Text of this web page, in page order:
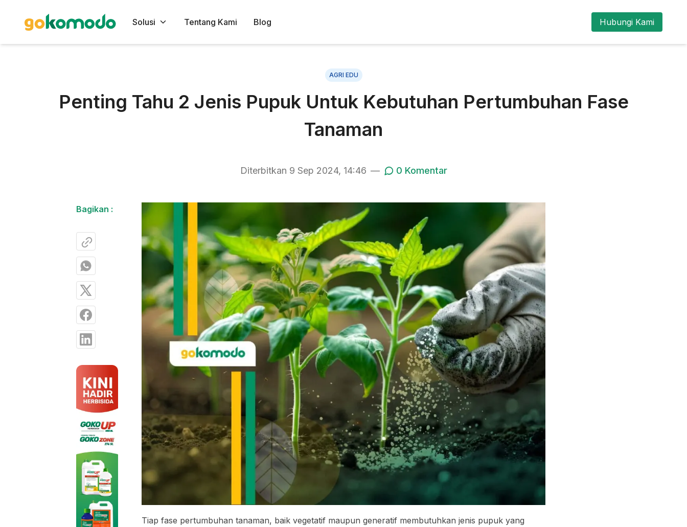
Solusi Tentang Kami Blog Hubungi Kami
AGRI EDU
Penting Tahu 2 Jenis Pupuk Untuk Kebutuhan Pertumbuhan Fase
Tanaman
Diterbitkan 9 Sep 2024, 14:46 — 0 Komentar
Bagikan :
Tiap fase pertumbuhan tanaman, baik vegetatif maupun generatif membutuhkan jenis pupuk yang